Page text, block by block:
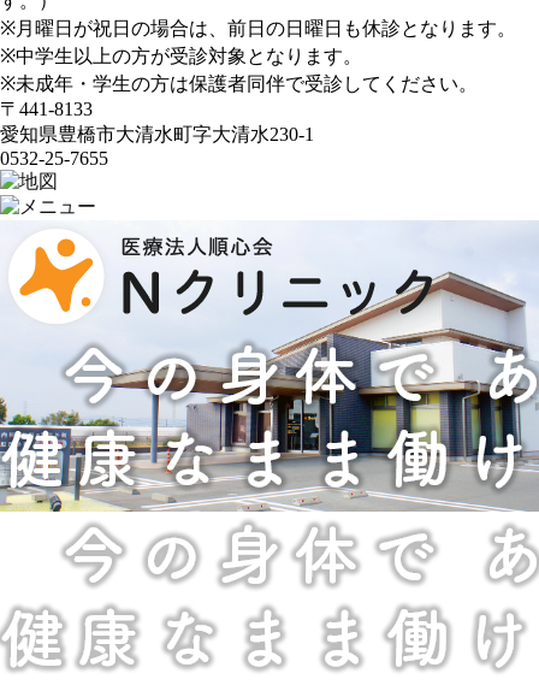
※月曜日が祝日の場合は、前日の日曜日も休診となります。
※中学生以上の方が受診対象となります。
※未成年・学生の方は保護者同伴で受診してください。
〒441-8133
愛知県豊橋市大清水町字大清水230-1
0532-25-7655